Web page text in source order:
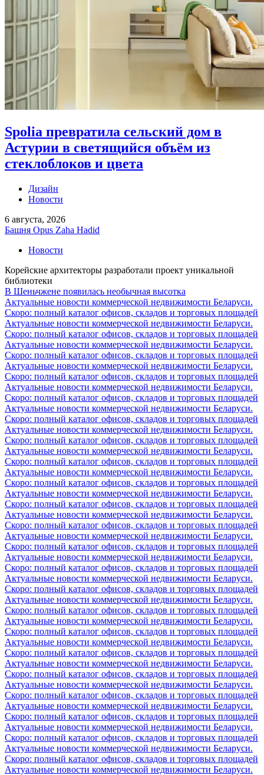
Spolia превратила сельский дом в
Астурии в светящийся объём из
стеклоблоков и цвета
Дизайн
Новости
6 августа, 2026
Башня Opus Zaha Hadid
Новости
Корейские архитекторы разработали проект уникальной
библиотеки
В Шеньчжене появилась необычная высотка
Актуальные новости коммерческой недвижимости Беларуси.
Скоро: полный каталог офисов, складов и торговых площадей
Актуальные новости коммерческой недвижимости Беларуси.
Скоро: полный каталог офисов, складов и торговых площадей
Актуальные новости коммерческой недвижимости Беларуси.
Скоро: полный каталог офисов, складов и торговых площадей
Актуальные новости коммерческой недвижимости Беларуси.
Скоро: полный каталог офисов, складов и торговых площадей
Актуальные новости коммерческой недвижимости Беларуси.
Скоро: полный каталог офисов, складов и торговых площадей
Актуальные новости коммерческой недвижимости Беларуси.
Скоро: полный каталог офисов, складов и торговых площадей
Актуальные новости коммерческой недвижимости Беларуси.
Скоро: полный каталог офисов, складов и торговых площадей
Актуальные новости коммерческой недвижимости Беларуси.
Скоро: полный каталог офисов, складов и торговых площадей
Актуальные новости коммерческой недвижимости Беларуси.
Скоро: полный каталог офисов, складов и торговых площадей
Актуальные новости коммерческой недвижимости Беларуси.
Скоро: полный каталог офисов, складов и торговых площадей
Актуальные новости коммерческой недвижимости Беларуси.
Скоро: полный каталог офисов, складов и торговых площадей
Актуальные новости коммерческой недвижимости Беларуси.
Скоро: полный каталог офисов, складов и торговых площадей
Актуальные новости коммерческой недвижимости Беларуси.
Скоро: полный каталог офисов, складов и торговых площадей
Актуальные новости коммерческой недвижимости Беларуси.
Скоро: полный каталог офисов, складов и торговых площадей
Актуальные новости коммерческой недвижимости Беларуси.
Скоро: полный каталог офисов, складов и торговых площадей
Актуальные новости коммерческой недвижимости Беларуси.
Скоро: полный каталог офисов, складов и торговых площадей
Актуальные новости коммерческой недвижимости Беларуси.
Скоро: полный каталог офисов, складов и торговых площадей
Актуальные новости коммерческой недвижимости Беларуси.
Скоро: полный каталог офисов, складов и торговых площадей
Актуальные новости коммерческой недвижимости Беларуси.
Скоро: полный каталог офисов, складов и торговых площадей
Актуальные новости коммерческой недвижимости Беларуси.
Скоро: полный каталог офисов, складов и торговых площадей
Актуальные новости коммерческой недвижимости Беларуси.
Скоро: полный каталог офисов, складов и торговых площадей
Актуальные новости коммерческой недвижимости Беларуси.
Скоро: полный каталог офисов, складов и торговых площадей
Актуальные новости коммерческой недвижимости Беларуси.